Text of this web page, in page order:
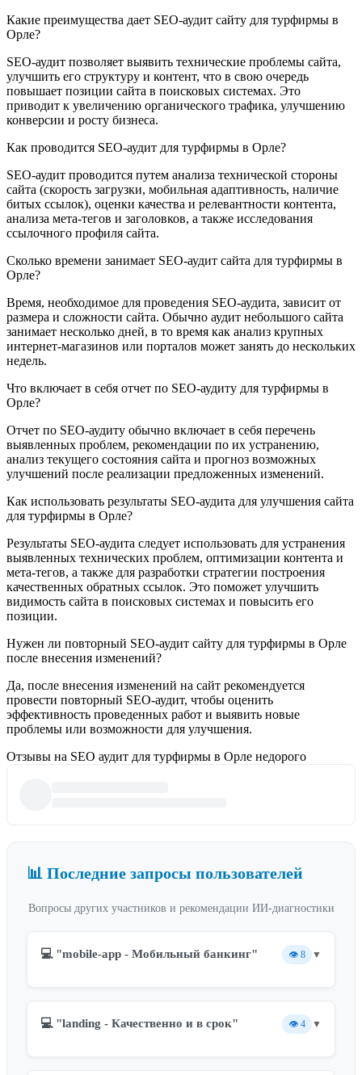
Какие преимущества дает SEO-аудит сайту для турфирмы в
Орле?
SEO-аудит позволяет выявить технические проблемы сайта,
улучшить его структуру и контент, что в свою очередь
повышает позиции сайта в поисковых системах. Это
приводит к увеличению органического трафика, улучшению
конверсии и росту бизнеса.
Как проводится SEO-аудит для турфирмы в Орле?
SEO-аудит проводится путем анализа технической стороны
сайта (скорость загрузки, мобильная адаптивность, наличие
битых ссылок), оценки качества и релевантности контента,
анализа мета-тегов и заголовков, а также исследования
ссылочного профиля сайта.
Сколько времени занимает SEO-аудит сайта для турфирмы в
Орле?
Время, необходимое для проведения SEO-аудита, зависит от
размера и сложности сайта. Обычно аудит небольшого сайта
занимает несколько дней, в то время как анализ крупных
интернет-магазинов или порталов может занять до нескольких
недель.
Что включает в себя отчет по SEO-аудиту для турфирмы в
Орле?
Отчет по SEO-аудиту обычно включает в себя перечень
выявленных проблем, рекомендации по их устранению,
анализ текущего состояния сайта и прогноз возможных
улучшений после реализации предложенных изменений.
Как использовать результаты SEO-аудита для улучшения сайта
для турфирмы в Орле?
Результаты SEO-аудита следует использовать для устранения
выявленных технических проблем, оптимизации контента и
мета-тегов, а также для разработки стратегии построения
качественных обратных ссылок. Это поможет улучшить
видимость сайта в поисковых системах и повысить его
позиции.
Нужен ли повторный SEO-аудит сайту для турфирмы в Орле
после внесения изменений?
Да, после внесения изменений на сайт рекомендуется
провести повторный SEO-аудит, чтобы оценить
эффективность проведенных работ и выявить новые
проблемы или возможности для улучшения.
Отзывы на SEO аудит для турфирмы в Орле недорого
📊 Последние запросы пользователей
Вопросы других участников и рекомендации ИИ-диагностики
💻 "mobile-app - Мобильный банкинг" 👁️ 8 ▼
💻 "landing - Качественно и в срок" 👁️ 4 ▼